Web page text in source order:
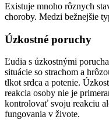
Existuje mnoho rôznych
choroby. Medzi bežnejšie
Úzkostné poruchy
Ľudia s úzkostnými
situácie so strachom a
tlkot srdca a potenie.
reakcia osoby nie je
kontrolovať svoju reakciu
fungovania v živote.